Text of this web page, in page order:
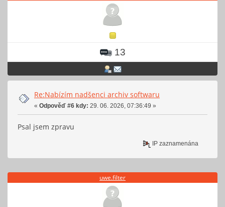
13
Re:Nabízím nadšenci archiv softwaru
« Odpověď #6 kdy: 29. 06. 2026, 07:36:49 »
Psal jsem zpravu
IP zaznamenána
uwe.filter